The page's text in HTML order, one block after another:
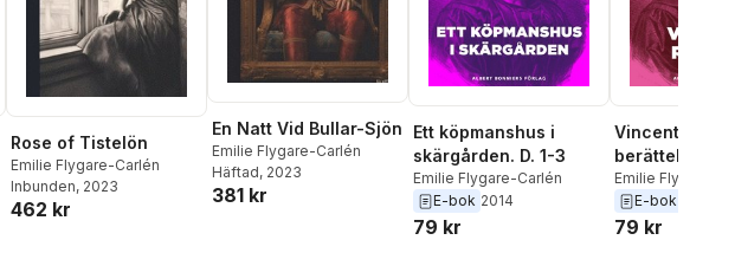
Rose of Tistelön
Emilie Flygare-Carlén
Inbunden, 2023
462 kr
En Natt Vid Bullar-Sjön
Emilie Flygare-Carlén
Häftad, 2023
381 kr
Ett köpmanshus i
skärgården. D. 1-3
Emilie Flygare-Carlén
E-bok 2014
79 kr
Vincent
berättelse ur
Efterskörd
årings
Emilie Flygare-
E-bok
79 kr